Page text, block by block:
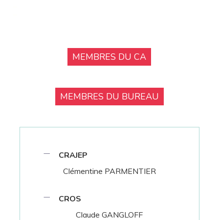
MEMBRES DU CA
MEMBRES DU BUREAU
CRAJEP
Clémentine PARMENTIER
CROS
Claude GANGLOFF